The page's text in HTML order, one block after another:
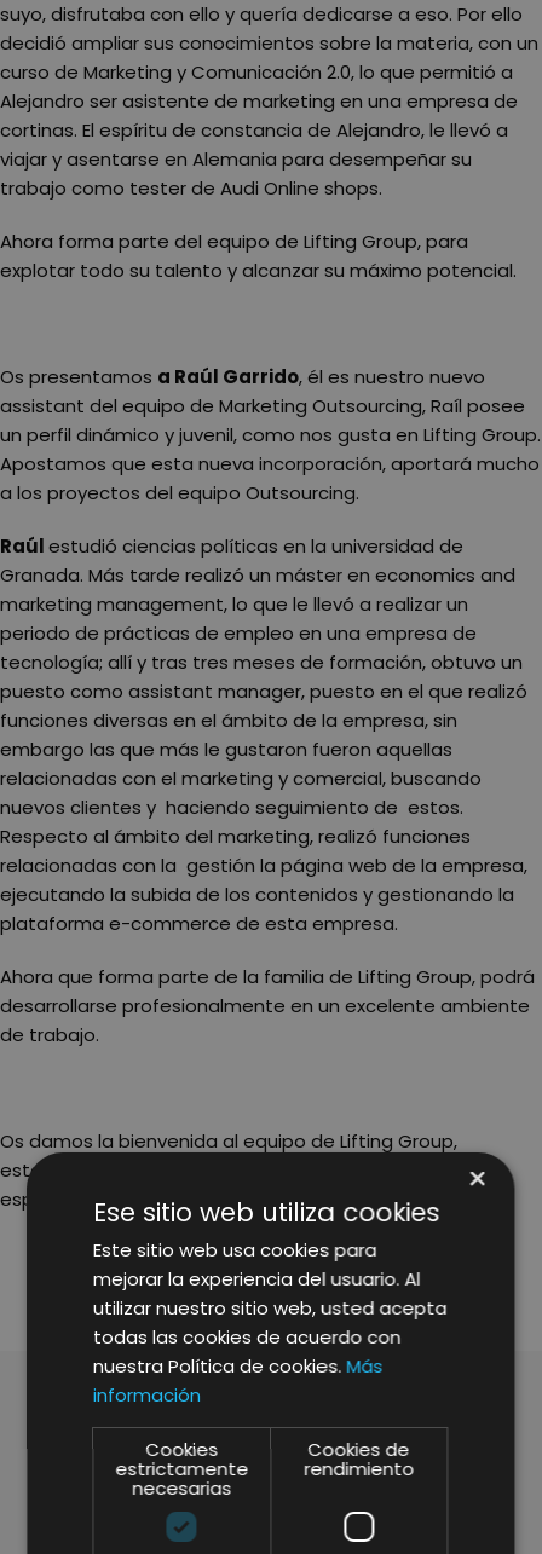
suyo, disfrutaba con ello y quería dedicarse a eso. Por ello
decidió ampliar sus conocimientos sobre la materia, con un
curso de Marketing y Comunicación 2.0, lo que permitió a
Alejandro ser asistente de marketing en una empresa de
cortinas. El espíritu de constancia de Alejandro, le llevó a
viajar y asentarse en Alemania para desempeñar su
trabajo como tester de Audi Online shops.
Ahora forma parte del equipo de Lifting Group, para
explotar todo su talento y alcanzar su máximo potencial.
Os presentamos a Raúl Garrido, él es nuestro nuevo
assistant del equipo de Marketing Outsourcing, Raíl posee
un perfil dinámico y juvenil, como nos gusta en Lifting Group.
Apostamos que esta nueva incorporación, aportará mucho
a los proyectos del equipo Outsourcing.
Raúlestudió ciencias políticas en la universidad de
Granada. Más tarde realizó un máster en economics and
marketing management, lo que le llevó a realizar un
periodo de prácticas de empleo en una empresa de
tecnología; allí y tras tres meses de formación, obtuvo un
puesto como assistant manager, puesto en el que realizó
funciones diversas en el ámbito de la empresa, sin
embargo las que más le gustaron fueron aquellas
relacionadas con el marketing y comercial, buscando
nuevos clientes y haciendo seguimiento de estos.
Respecto al ámbito del marketing, realizó funciones
relacionadas con la gestión la página web de la empresa,
ejecutando la subida de los contenidos y gestionando la
plataforma e-commerce de esta empresa.
Ahora que forma parte de la familia de Lifting Group, podrá
desarrollarse profesionalmente en un excelente ambiente
de trabajo.
Os damos la bienvenida al equipo de Lifting Group,
estamos muy felices de teneros con nosotros y
esperamos que os sintáis como en vuestra propia casa.
SHARE
ARTÍCULOS RELACIONADOS
×
Ese sitio web utiliza cookies
Este sitio web usa cookies para
mejorar la experiencia del usuario. Al
utilizar nuestro sitio web, usted acepta
todas las cookies de acuerdo con
nuestra Política de cookies.Más
información
Cookies
estrictamente
necesarias
Cookies de
rendimiento